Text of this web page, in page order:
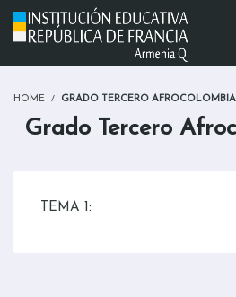
HOME GRADO TERCERO
Grado Tercero
TEMA 1: